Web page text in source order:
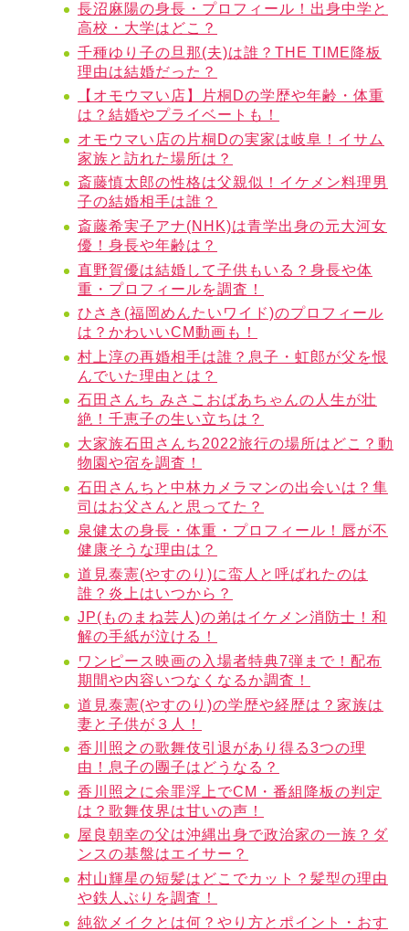
長沼麻陽の身長・プロフィール！出身中学と
高校・大学はどこ？
千種ゆり子の旦那(夫)は誰？THE TIME降板
理由は結婚だった？
【オモウマい店】片桐Dの学歴や年齢・体重
は？結婚やプライベートも！
オモウマい店の片桐Dの実家は岐阜！イサム
家族と訪れた場所は？
斎藤慎太郎の性格は父親似！イケメン料理男
子の結婚相手は誰？
斎藤希実子アナ(NHK)は青学出身の元大河女
優！身長や年齢は？
直野賀優は結婚して子供もいる？身長や体
重・プロフィールを調査！
ひさき(福岡めんたいワイド)のプロフィール
は？かわいいCM動画も！
村上淳の再婚相手は誰？息子・虹郎が父を恨
んでいた理由とは？
石田さんち みさこおばあちゃんの人生が壮
絶！千恵子の生い立ちは？
大家族石田さんち2022旅行の場所はどこ？動
物園や宿を調査！
石田さんちと中林カメラマンの出会いは？隼
司はお父さんと思ってた？
泉健太の身長・体重・プロフィール！唇が不
健康そうな理由は？
道見泰憲(やすのり)に蛮人と呼ばれたのは
誰？炎上はいつから？
JP(ものまね芸人)の弟はイケメン消防士！和
解の手紙が泣ける！
ワンピース映画の入場者特典7弾まで！配布
期間や内容いつなくなるか調査！
道見泰憲(やすのり)の学歴や経歴は？家族は
妻と子供が３人！
香川照之の歌舞伎引退があり得る3つの理
由！息子の團子はどうなる？
香川照之に余罪浮上でCM・番組降板の判定
は？歌舞伎界は甘いの声！
屋良朝幸の父は沖縄出身で政治家の一族？ダ
ンスの基盤はエイサー？
村山輝星の短髪はどこでカット？髪型の理由
や鉄人ぶりを調査！
純欲メイクとは何？やり方とポイント・おす